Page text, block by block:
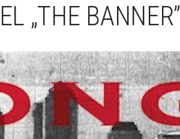
„THE BANNER”